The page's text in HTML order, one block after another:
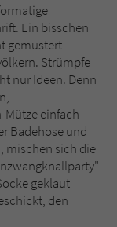
Ein bisschen
gemustert
Strümpfe
nur Ideen. Denn
Mütze einfach
Badehose und
mischen sich die
geklaut
den